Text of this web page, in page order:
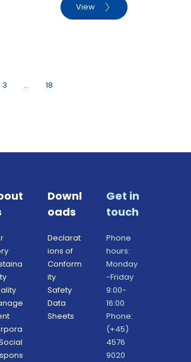
View
3 … 18
Downl
oads
Declarat
ions of
Conform
ity
Safety
Data
Sheets
Get in
touch
Phone
hours:
Monday
-Friday
9:00-
16:00
Phone:
(+45)
4576
9020